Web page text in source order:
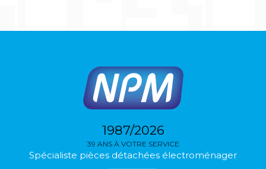
1987/2026
39 ANS À VOTRE SERVICE
Spécialiste pièces détachées électroménager